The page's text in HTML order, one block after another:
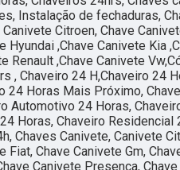
Instalação de fechaduras,
Citroen, Chave
Hyundai ,Chave Canivete Kia
Renault ,Chave Canivete
, Chaveiro 24 H,Chaveiro 24
24 Horas Mais Próximo,
Automotivo 24 Horas,
Horas, Chaveiro Residencial
Chaves Canivete, Canivete
Fiat, Chave Canivete Gm,
Canivete Presença,